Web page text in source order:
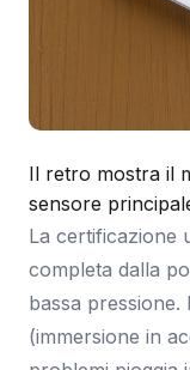
Il retro mostra il
sensore
La certificazione
completa dalla
bassa
(immersione in